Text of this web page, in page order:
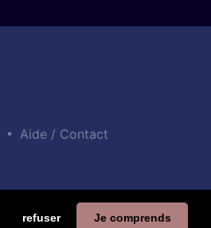
refuser Je comprends
• Aide / Contact